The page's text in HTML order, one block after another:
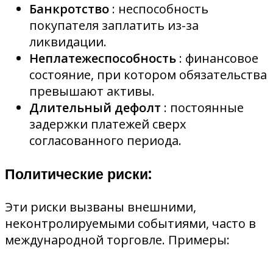
Банкротство : неспособность
покупателя заплатить из-за
ликвидации.
Неплатежеспособность : финансовое
состояние, при котором обязательства
превышают активы.
Длительный дефолт : постоянные
задержки платежей сверх
согласованного периода.
Политические риски:
Эти риски вызваны внешними,
неконтролируемыми событиями, часто в
международной торговле. Примеры: